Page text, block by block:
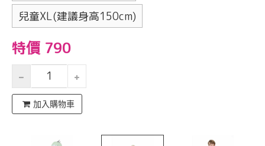
兒童XL(建議身高150cm)
特價 790
加入購物車